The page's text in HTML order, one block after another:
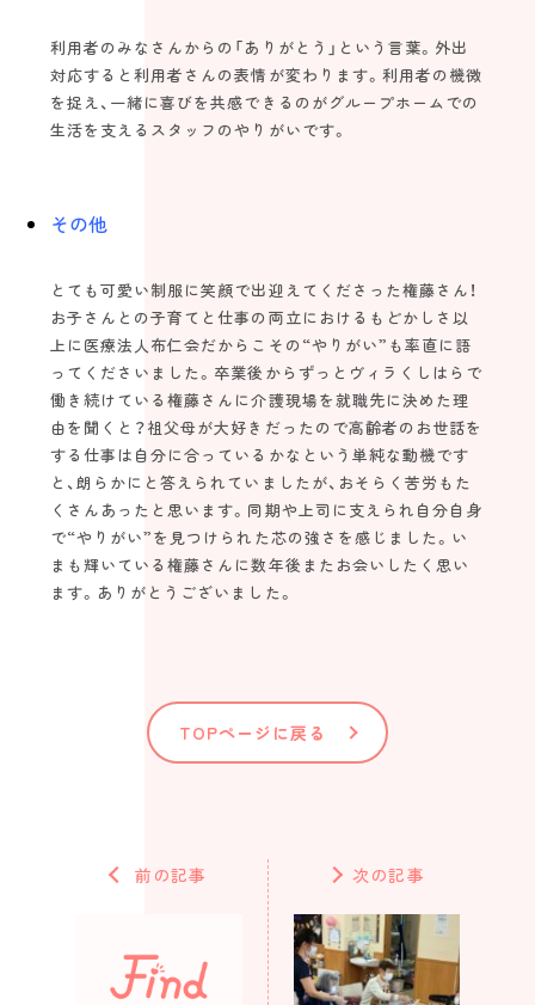
利用者のみなさんからの「ありがとう」という言葉。外出
対応すると利用者さんの表情が変わります。利用者の機微
を捉え、一緒に喜びを共感できるのがグループホームでの
生活を支えるスタッフのやりがいです。
その他
とても可愛い制服に笑顔で出迎えてくださった権藤さん！
お子さんとの子育てと仕事の両立におけるもどかしさ以
上に医療法人布仁会だからこその“やりがい”も率直に語
ってくださいました。卒業後からずっとヴィラくしはらで
働き続けている権藤さんに介護現場を就職先に決めた理
由を聞くと？祖父母が大好きだったので高齢者のお世話を
する仕事は自分に合っているかなという単純な動機です
と、朗らかにと答えられていましたが、おそらく苦労もた
くさんあったと思います。同期や上司に支えられ自分自身
で“やりがい”を見つけられた芯の強さを感じました。い
まも輝いている権藤さんに数年後またお会いしたく思い
ます。ありがとうございました。
TOPページに戻る
前の記事 次の記事